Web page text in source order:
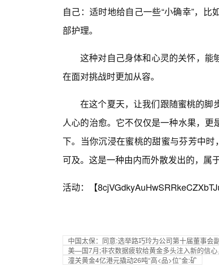
自己：适时地给自己一些“小确幸”，
部护理。
这种对自己身体和心灵的关怀，能
在面对挑战时更加从容。
在这个夏天，让我们跟随蜜桃的脚
人心的治愈。它不仅仅是一种水果，
下。当你沉浸在蜜桃的甜蜜与芬芳中
可及。这是一种由内而外散发出的，属
活动：【
中国太保：同意:选举路巧玲为公司第十届董事会
美—国7月;非农数据疲软给黄金多头注入新的信
潼关黄金4亿港元撬动26吨“高<品>位”金:矿